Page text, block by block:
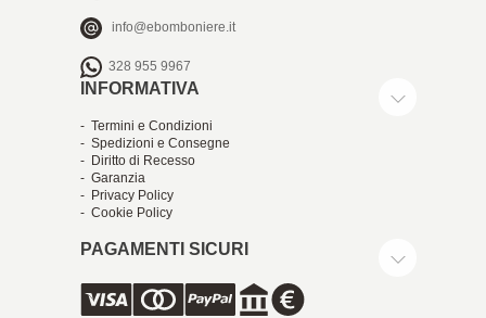
info@ebomboniere.it
328 955 9967
INFORMATIVA
- Termini e Condizioni
- Spedizioni e Consegne
- Diritto di Recesso
- Garanzia
- Privacy Policy
- Cookie Policy
PAGAMENTI SICURI